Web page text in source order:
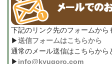
下記のリンク先のフォームから
▶送信フォームはこちらから
通常のメール送信はこちらから
▶ info@kyugoro.com